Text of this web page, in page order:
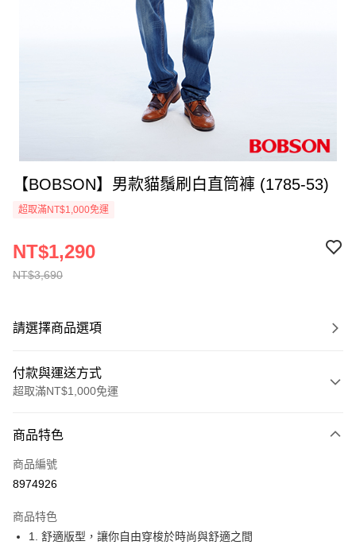
【BOBSON】男款貓鬚刷白直筒褲 (1785-53)
超取滿NT$1,000免運
NT$3,690
NT$1,290
請選擇商品選項
付款與運送方式
超取滿NT$1,000免運
信用卡一次付款
Apple Pay
運送方式
商品特色
商品編號
8974926
商品特色
1. 舒適版型，讓你自由穿梭於時尚與舒適之間